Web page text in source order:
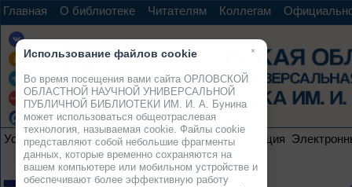
Главная О библиотеке Читателям Коллегам
Услуги Ресурсы Проекты Электронная коллекция
×
Использование файлов cookie
Во время посещения вами сайта ОРЛОВСКОЙ
ОБЛАСТНОЙ НАУЧНОЙ УНИВЕРСАЛЬНОЙ
ПУБЛИЧНОЙ БИБЛИОТЕКИ ИМ. И. А. Бунина
может использоваться общеотраслевая
технология, называемая cookie. Файлы cookie
представляют собой небольшие фрагменты
данных, которые временно сохраняются на
вашем компьютере или мобильном устройстве и
обеспечивают более эффективную работу